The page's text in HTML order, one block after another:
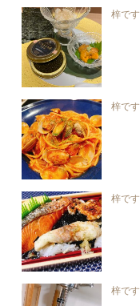
梓です
梓です
梓です
梓です